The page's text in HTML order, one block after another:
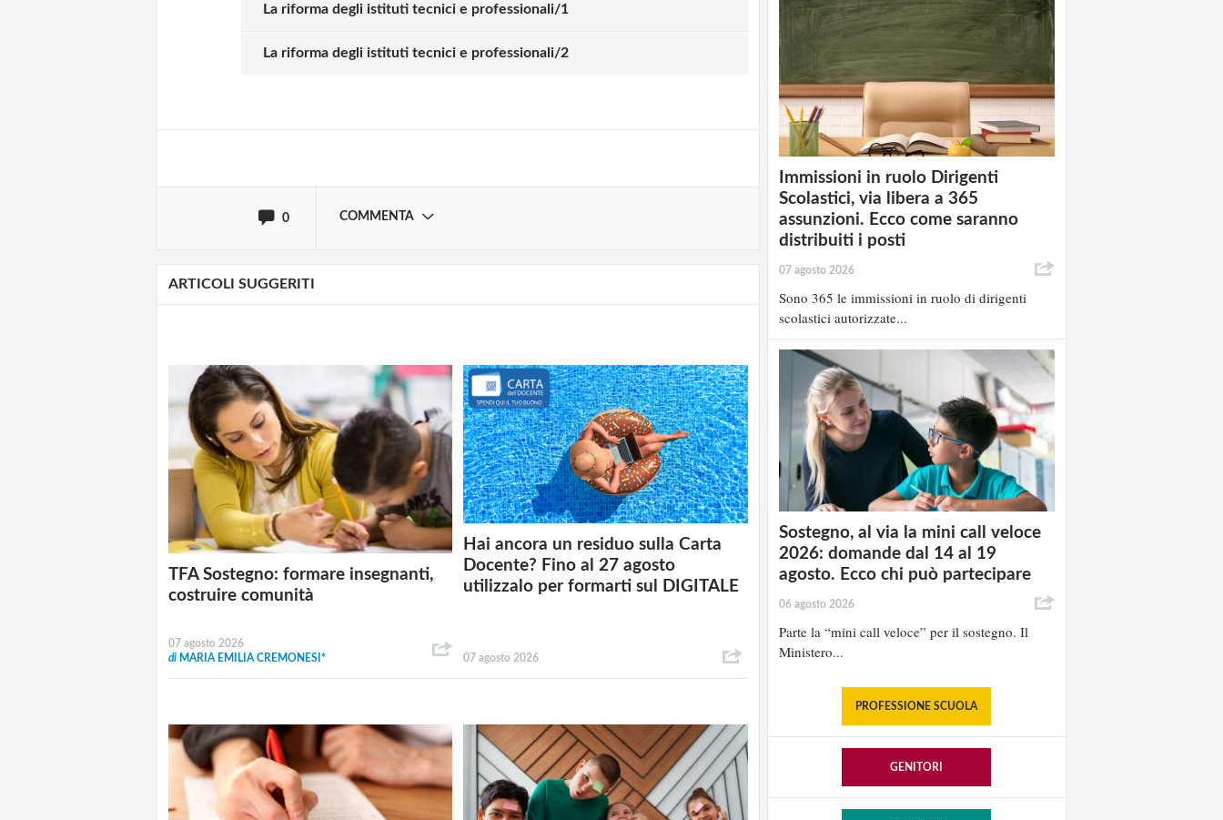
La riforma degli istituti tecnici e professionali/1
La riforma degli istituti tecnici e professionali/2
0 COMMENTA
Solo gli utenti registrati possono commentare!
ARTICOLI SUGGERITI
TFA Sostegno: formare insegnanti,
costruire comunità
07 agosto 2026
di MARIA EMILIA CREMONESI*
Hai ancora un residuo sulla Carta
Docente? Fino al 27 agosto
utilizzalo per formarti sul DIGITALE
07 agosto 2026
Immissioni in ruolo Dirigenti
Scolastici, via libera a 365
assunzioni. Ecco come saranno
distribuiti i posti
07 agosto 2026
Sono 365 le immissioni in ruolo di dirigenti
scolastici autorizzate...
Sostegno, al via la mini call veloce
2026: domande dal 14 al 19
agosto. Ecco chi può partecipare
06 agosto 2026
Parte la “mini call veloce” per il sostegno. Il
Ministero...
PROFESSIONE SCUOLA
GENITORI